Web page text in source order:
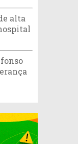
alta